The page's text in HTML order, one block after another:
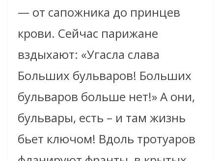
— от сапожника до принцев
крови. Сейчас парижане
вздыхают: «Угасла слава
Больших бульваров! Больших
бульваров больше нет!» А они,
бульвары, есть – и там жизнь
бьет ключом! Вдоль тротуаров